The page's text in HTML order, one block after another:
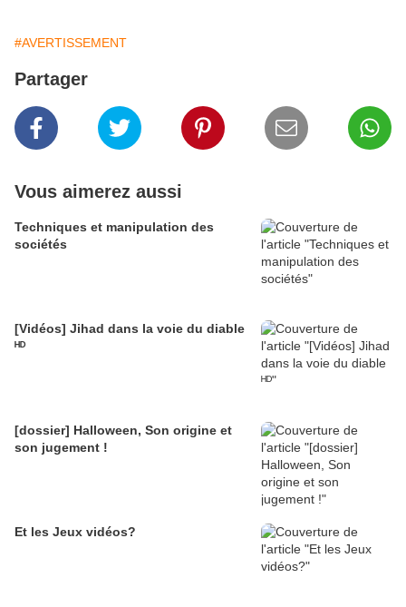
#AVERTISSEMENT
Partager
Vous aimerez aussi
Techniques et manipulation des
sociétés
[Vidéos] Jihad dans la voie du diable
ᴴᴰ
[dossier] Halloween, Son origine et
son jugement !
Et les Jeux vidéos?